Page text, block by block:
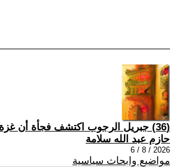
(36) جبريل الرجوب اكتشف فجأة أن غزة تُذبح!
حازم عبد الله سلامة
2026 / 8 / 6
مواضيع وابحاث سياسية